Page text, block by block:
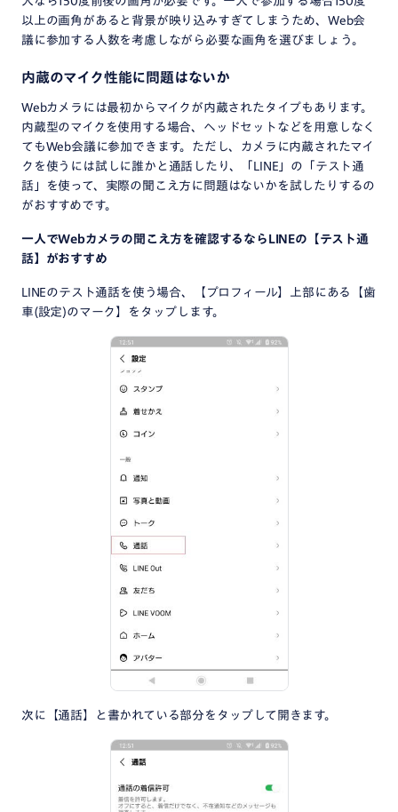
以上の画角があると背景が映り込みすぎてしまうため、Web会
議に参加する人数を考慮しながら必要な画角を選びましょう。
内蔵のマイク性能に問題はないか
Webカメラには最初からマイクが内蔵されたタイプもあります。
内蔵型のマイクを使用する場合、ヘッドセットなどを用意しなく
てもWeb会議に参加できます。ただし、カメラに内蔵されたマイ
クを使うには試しに誰かと通話したり、「LINE」の「テスト通
話」を使って、実際の聞こえ方に問題はないかを試したりするの
がおすすめです。
一人でWebカメラの聞こえ方を確認するならLINEの【テスト通
話】がおすすめ
LINEのテスト通話を使う場合、【プロフィール】上部にある【歯
車(設定)のマーク】をタップします。
次に【通話】と書かれている部分をタップして開きます。